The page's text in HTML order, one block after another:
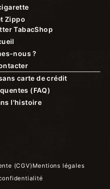
Zippo
TabacShop
nous ?
carte de crédit
(FAQ)
l'histoire
(CGV) Mentions légales